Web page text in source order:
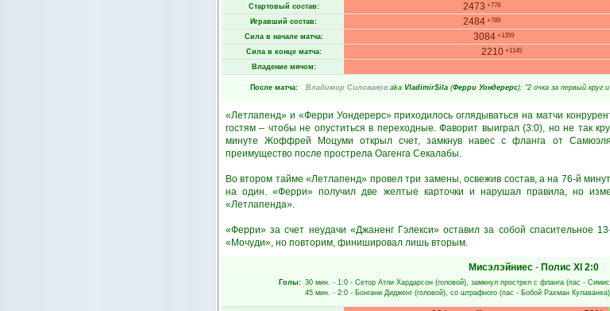
Стартовый состав: 2473 +778
Игравший состав: 2484 +789
Сила в начале матча: 3084 +1359
Сила в конце матча: 2210 +1145
Владение мячом:
После матча: Владимир Силованов aka VladimirSila (Ферри Уондерерс): "2 очка за первый круг
«Летлапенд» и «Ферри Уондерерс» приходилось оглядываться на матчи
гостям – чтобы не опуститься в переходные. Фаворит выиграл (3:0), но не так
минуте Жоффрей Моцуми открыл счет, замкнув навес с фланга от
преимущество после прострела Оагенга Секалабы.
Во втором тайме «Летлапенд» провел три замены, освежив состав, а на 76-й
на один. «Ферри» получил две желтые карточки и нарушал правила, но
«Летлапенда».
«Ферри» за счет неудачи «Джаненг Гэлекси» оставил за собой спасительное
«Мочуди», но повторим, финишировал лишь вторым.
Мисэлэйниес - Полис XI 2:0
Голы: 30 мин. - 1:0 - Сетор Атли Хардарсон (головой), замкнул прострел с фланга (пас -
45 мин. - 2:0 - Бонгани Дидженг (головой), со штрафного (пас - Бобой Рахман Кулаванеа)